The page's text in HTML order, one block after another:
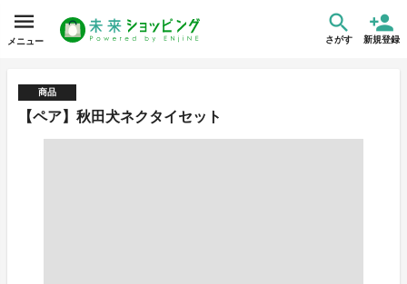
メニュー さがす 新規登録
商品
【ペア】秋田犬ネクタイセット